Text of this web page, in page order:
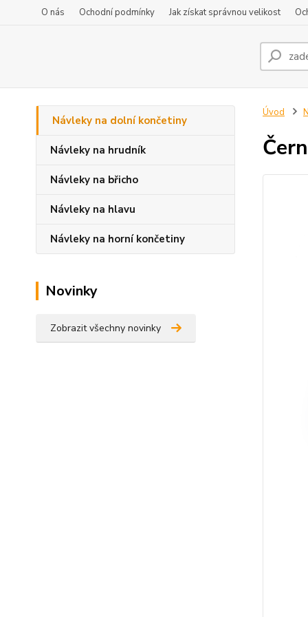
O nás Ochodní podmínky Jak získat správnou velikost
Návleky na dolní končetiny
Návleky na hrudník
Návleky na břicho
Návleky na hlavu
Návleky na horní končetiny
Novinky
Zobrazit všechny novinky
Úvod